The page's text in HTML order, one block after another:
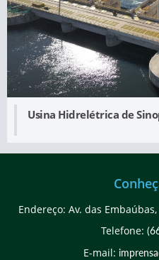
Usina Hidrelétrica de
Endereço: Av. das
Telefone:
E-mail: